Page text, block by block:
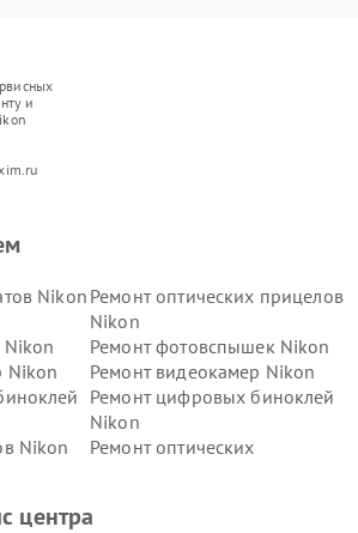
и
Nikon Ремонт оптических прицелов
Nikon
Nikon
Ремонт фотовспышек Nikon
Nikon
Ремонт видеокамер Nikon
Ремонт цифровых биноклей
Nikon
Nikon
Ремонт оптических
центра